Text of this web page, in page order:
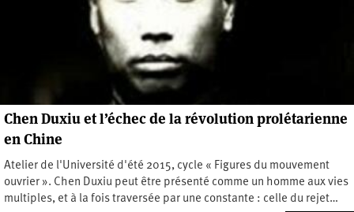
Chen Duxiu et l’échec de la révolution prolétarienne
en Chine
Atelier de l'Université d'été 2015, cycle « Figures du mouvement
ouvrier ». Chen Duxiu peut être présenté comme un homme aux vies
multiples, et à la fois traversée par une constante : celle du rejet…